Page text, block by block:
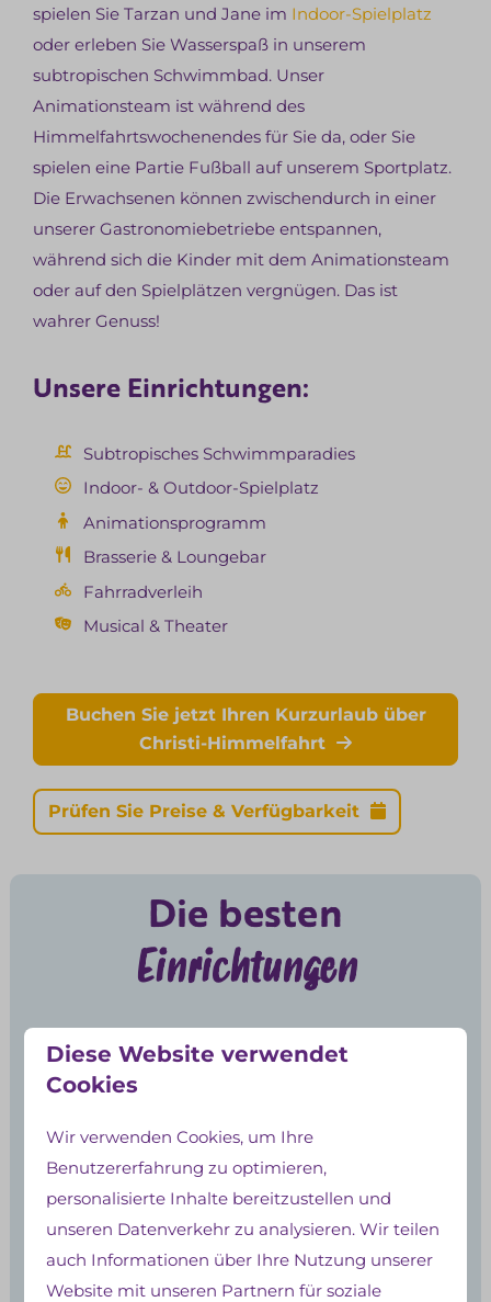
spielen Sie Tarzan und Jane im Indoor-Spielplatz
oder erleben Sie Wasserspaß in unserem
subtropischen Schwimmbad. Unser
Animationsteam ist während des
Himmelfahrtswochenendes für Sie da, oder Sie
spielen eine Partie Fußball auf unserem Sportplatz.
Die Erwachsenen können zwischendurch in einer
unserer Gastronomiebetriebe entspannen,
während sich die Kinder mit dem Animationsteam
oder auf den Spielplätzen vergnügen. Das ist
wahrer Genuss!
Unsere Einrichtungen:
Subtropisches Schwimmparadies
Indoor- & Outdoor-Spielplatz
Animationsprogramm
Brasserie & Loungebar
Fahrradverleih
Musical & Theater
Buchen Sie jetzt Ihren Kurzurlaub über
Christi-Himmelfahrt
Prüfen Sie Preise & Verfügbarkeit
Die besten
Einrichtungen
Indoorspielplatz
Diese Website verwendet
Cookies
Wir verwenden Cookies, um Ihre
Benutzererfahrung zu optimieren,
personalisierte Inhalte bereitzustellen und
unseren Datenverkehr zu analysieren. Wir teilen
auch Informationen über Ihre Nutzung unserer
Website mit unseren Partnern für soziale